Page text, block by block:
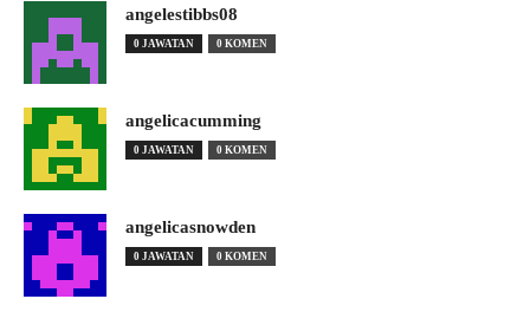
angelestibbs08
0 JAWATAN 0 KOMEN
angelicacumming
0 JAWATAN 0 KOMEN
angelicasnowden
0 JAWATAN 0 KOMEN